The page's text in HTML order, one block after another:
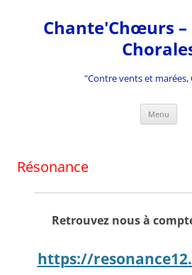
contenuChante'Chœurs –
"Contre vents et marées,
Menu
Résonance
Retrouvez nous à
https://